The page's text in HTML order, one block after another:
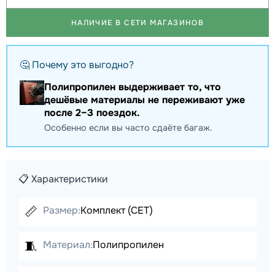
НАЛИЧИЕ В СЕТИ МАГАЗИНОВ
🤔 Почему это выгодно?
Полипропилен выдерживает то, что
дешёвые материалы не переживают уже
после 2–3 поездок.
Особенно если вы часто сдаёте багаж.
📋 Характеристики
📏 Размер:Комплект (СЕТ)
🧵 Материал:Полипропилен